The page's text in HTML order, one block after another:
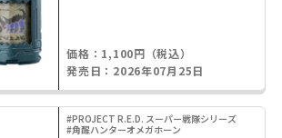
価格：1,100円（税込）
発売日：2026年07月25日
#PROJECT R.E.D. スーパー戦隊シリーズ
#角醒ハンターオメガホーン